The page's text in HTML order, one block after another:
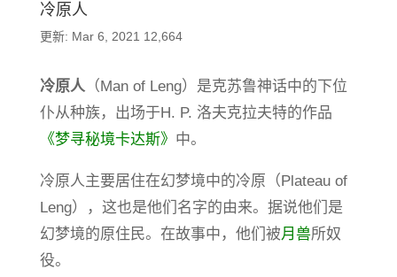
冷原人
更新: Mar 6, 2021 12,664
冷原人（Man of Leng）是克苏鲁神话中的下位
仆从种族，出场于H. P. 洛夫克拉夫特的作品
《梦寻秘境卡达斯》 中。
冷原人主要居住在幻梦境中的冷原（Plateau of
Leng），这也是他们名字的由来。据说他们是
幻梦境的原住民。在故事中，他们被月兽所奴
役。